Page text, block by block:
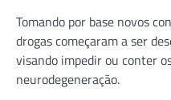
Tomando por base novos
drogas começaram a ser
visando impedir ou conter
neurodegeneração.